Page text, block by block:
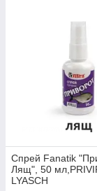
Спрей Fanatik
Лящ", 50
LYASCH